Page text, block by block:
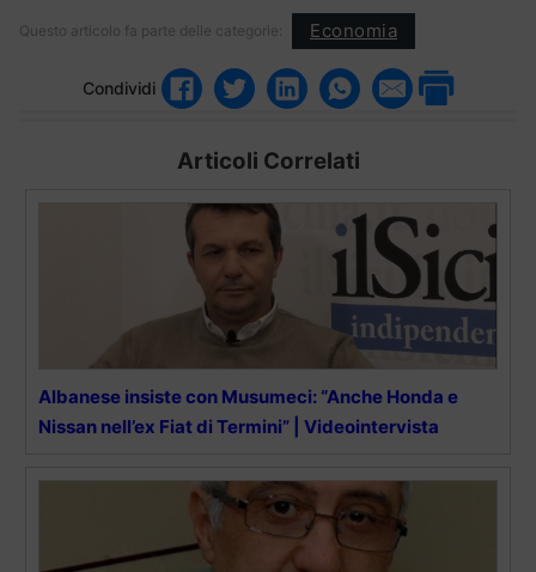
Questo articolo fa parte delle categorie: Economia
Condividi
Articoli Correlati
Albanese insiste con Musumeci: “Anche Honda e
Nissan nell’ex Fiat di Termini” | Videointervista